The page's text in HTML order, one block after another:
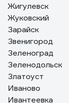
Жигулевск
Жуковский
Зарайск
Звенигород
Зеленоград
Зеленодольск
Златоуст
Иваново
Ивантеевка